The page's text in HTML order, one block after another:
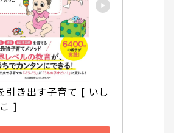
引き出す子育て [ いし
]